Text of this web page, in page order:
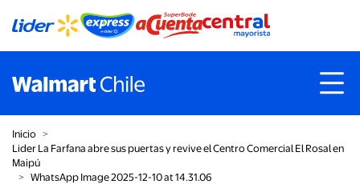
Inicio ˃
Lider La Farfana abre sus puertas y revive el Centro Comercial El Rosal en
Maipú
˃ WhatsApp Image 2025-12-10 at 14.31.06